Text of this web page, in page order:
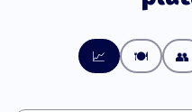
📈 🍽️ 👥